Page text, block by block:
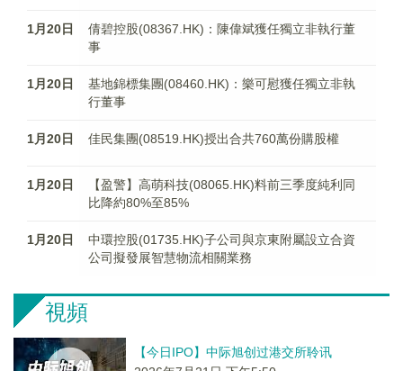
1月20日
倩碧控股(08367.HK)：陳偉斌獲任獨立非執行董
事
1月20日
基地錦標集團(08460.HK)：樂可慰獲任獨立非執
行董事
1月20日 佳民集團(08519.HK)授出合共760萬份購股權
1月20日
【盈警】高萌科技(08065.HK)料前三季度純利同
比降約80%至85%
1月20日
中環控股(01735.HK)子公司與京東附屬設立合資
公司擬發展智慧物流相關業務
視頻
【今日IPO】中际旭创过港交所聆讯